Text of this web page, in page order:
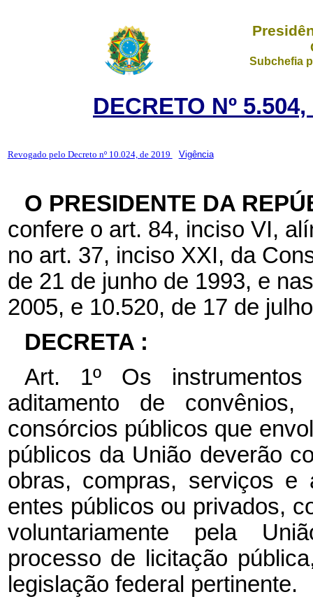
Subchefia
DECRETO Nº
Revogado pelo Decreto nº 10.024, de 2019 Vigência
O PRESIDENTE DA
confere o art. 84, inciso VI,
no art. 37, inciso XXI, da
de 21 de junho de 1993, e
2005, e 10.520, de 17 de
DECRETA :
Art. 1º Os
aditamento de
consórcios públicos que
públicos da União deverão
obras, compras, serviços e
entes públicos ou privados,
voluntariamente pela
processo de licitação
legislação federal pertinente.